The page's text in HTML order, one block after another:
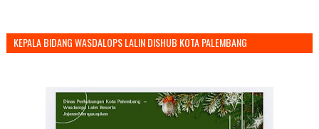
KEPALA BIDANG WASDALOPS LALIN DISHUB KOTA PALEMBANG